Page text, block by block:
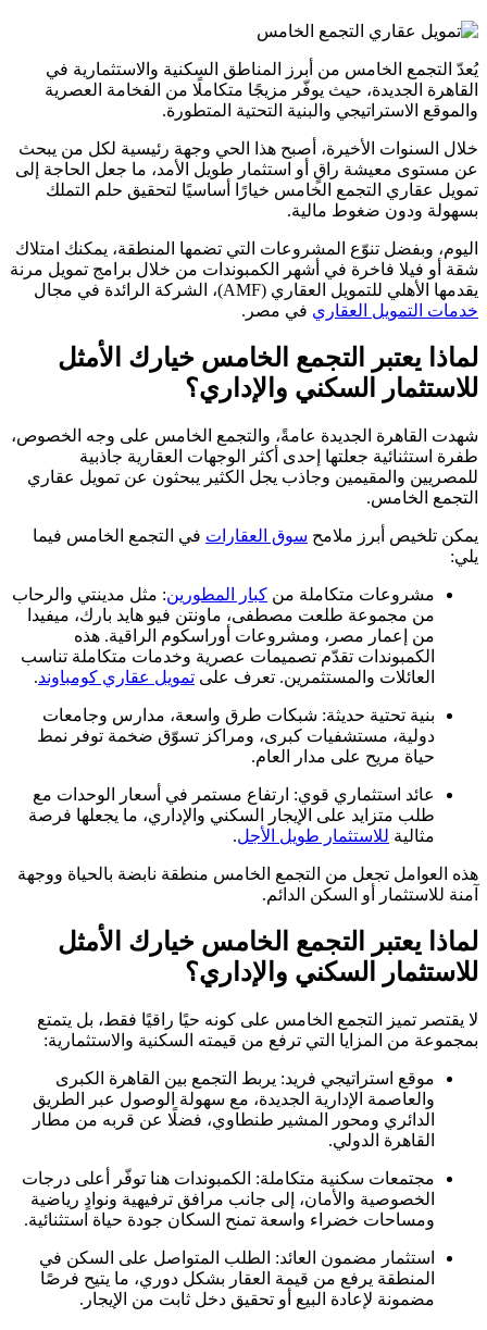
يُعدّ التجمع الخامس من أبرز المناطق السكنية والاستثمارية في
القاهرة الجديدة، حيث يوفّر مزيجًا متكاملًا من الفخامة العصرية
والموقع الاستراتيجي والبنية التحتية المتطورة.
خلال السنوات الأخيرة، أصبح هذا الحي وجهة رئيسية لكل من يبحث
عن مستوى معيشة راقٍ أو استثمار طويل الأمد، ما جعل الحاجة إلى
تمويل عقاري التجمع الخامس خيارًا أساسيًا لتحقيق حلم التملك
بسهولة ودون ضغوط مالية.
اليوم، وبفضل تنوّع المشروعات التي تضمها المنطقة، يمكنك امتلاك
شقة أو فيلا فاخرة في أشهر الكمبوندات من خلال برامج تمويل مرنة
يقدمها الأهلي للتمويل العقاري (AMF)، الشركة الرائدة في مجال
خدمات التمويل العقاري في مصر.
لماذا يعتبر التجمع الخامس خيارك الأمثل
للاستثمار السكني والإداري؟
شهدت القاهرة الجديدة عامةً، والتجمع الخامس على وجه الخصوص،
طفرة استثنائية جعلتها إحدى أكثر الوجهات العقارية جاذبية
للمصريين والمقيمين وجاذب يجل الكثير يبحثون عن تمويل عقاري
التجمع الخامس.
يمكن تلخيص أبرز ملامح سوق العقارات في التجمع الخامس فيما
يلي:
مشروعات متكاملة من كبار المطورين: مثل مدينتي والرحاب
من مجموعة طلعت مصطفى، ماونتن فيو هايد بارك، ميفيدا
من إعمار مصر، ومشروعات أوراسكوم الراقية. هذه
الكمبوندات تقدّم تصميمات عصرية وخدمات متكاملة تناسب
العائلات والمستثمرين. تعرف على تمويل عقاري كومباوند.
بنية تحتية حديثة: شبكات طرق واسعة، مدارس وجامعات
دولية، مستشفيات كبرى، ومراكز تسوّق ضخمة توفر نمط
حياة مريح على مدار العام.
عائد استثماري قوي: ارتفاع مستمر في أسعار الوحدات مع
طلب متزايد على الإيجار السكني والإداري، ما يجعلها فرصة
مثالية للاستثمار طويل الأجل.
هذه العوامل تجعل من التجمع الخامس منطقة نابضة بالحياة ووجهة
آمنة للاستثمار أو السكن الدائم.
لماذا يعتبر التجمع الخامس خيارك الأمثل
للاستثمار السكني والإداري؟
لا يقتصر تميز التجمع الخامس على كونه حيًا راقيًا فقط، بل يتمتع
بمجموعة من المزايا التي ترفع من قيمته السكنية والاستثمارية:
موقع استراتيجي فريد: يربط التجمع بين القاهرة الكبرى
والعاصمة الإدارية الجديدة، مع سهولة الوصول عبر الطريق
الدائري ومحور المشير طنطاوي، فضلًا عن قربه من مطار
القاهرة الدولي.
مجتمعات سكنية متكاملة: الكمبوندات هنا توفّر أعلى درجات
الخصوصية والأمان، إلى جانب مرافق ترفيهية ونوادٍ رياضية
ومساحات خضراء واسعة تمنح السكان جودة حياة استثنائية.
استثمار مضمون العائد: الطلب المتواصل على السكن في
المنطقة يرفع من قيمة العقار بشكل دوري، ما يتيح فرصًا
مضمونة لإعادة البيع أو تحقيق دخل ثابت من الإيجار.